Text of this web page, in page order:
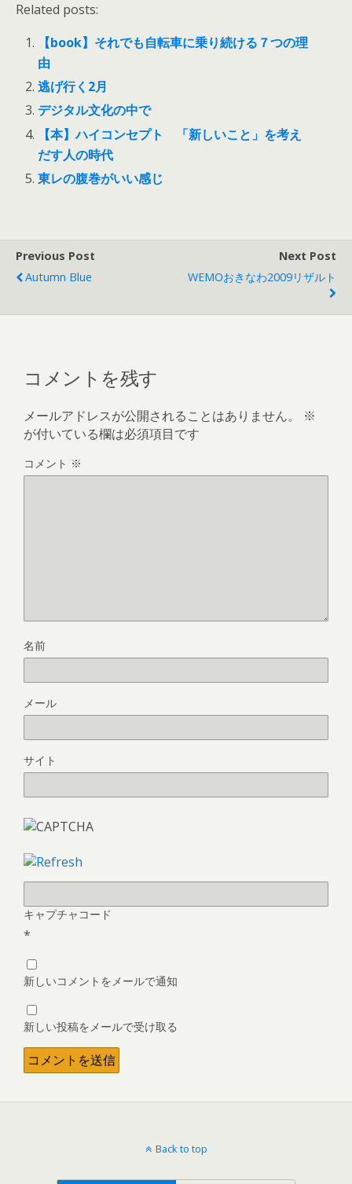
Related posts:
【book】それでも自転車に乗り続ける７つの理
由
逃げ行く2月
デジタル文化の中で
【本】ハイコンセプト 「新しいこと」を考え
だす人の時代
東レの腹巻がいい感じ
Previous Post
Autumn Blue
Next Post
WEMOおきなわ2009リザルト
コメントを残す
メールアドレスが公開されることはありません。
※
が付いている欄は必須項目です
コメント ※
名前
メール
サイト
キャプチャコード
*
新しいコメントをメールで通知
新しい投稿をメールで受け取る
Back to top